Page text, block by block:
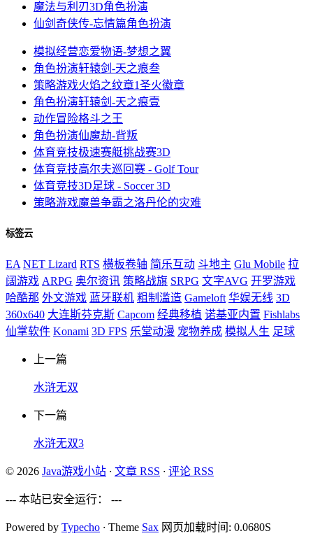
魔法与利刃3D角色扮演
仙剑奇侠传-忘情篇角色扮演
模拟经营恋爱物语-梦想之翼
角色扮演轩辕剑-天之痕叁
策略游戏火焰之纹章1圣火徽章
角色扮演轩辕剑-天之痕壹
动作冒险格斗之王
角色扮演仙魔劫-背叛
体育竞技极速赛艇挑战赛3D
体育竞技高尔夫巡回赛 - Golf Tour
体育竞技3D足球 - Soccer 3D
策略游戏魔兽争霸之洛丹伦的灾难
标签云
EA NET Lizard RTS 横板卷轴 简乐互动 斗地主 Glu Mobile 拉
阔游戏 ARPG 奥尔资讯 策略战旗 SRPG 文字AVG 开罗游戏
哈酷那 外文游戏 蓝牙联机 粗制滥造 Gameloft 华娱无线 3D
360x640 大连斯芬克斯 Capcom 经典移植 诺基亚内置 Fishlabs
仙掌软件 Konami 3D FPS 乐堂动漫 宠物养成 模拟人生 足球
上一篇
水浒无双
下一篇
水浒无双3
© 2026 Java游戏小站 · 文章 RSS · 评论 RSS
--- 本站已安全运行： ---
Powered by Typecho · Theme Sax 网页加载时间: 0.0680S